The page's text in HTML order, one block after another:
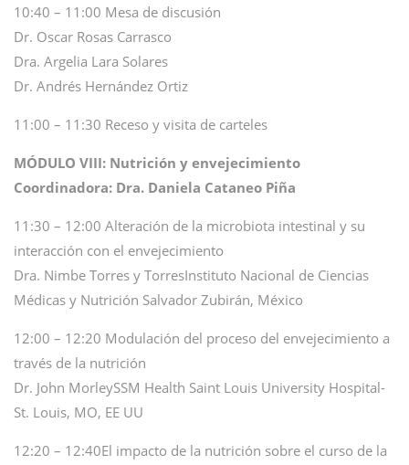
10:40 – 11:00 Mesa de discusión
Dr. Oscar Rosas Carrasco
Dra. Argelia Lara Solares
Dr. Andrés Hernández Ortiz
11:00 – 11:30 Receso y visita de carteles
MÓDULO VIII: Nutrición y envejecimiento
Coordinadora: Dra. Daniela Cataneo Piña
11:30 – 12:00 Alteración de la microbiota intestinal y su
interacción con el envejecimiento
Dra. Nimbe Torres y TorresInstituto Nacional de Ciencias
Médicas y Nutrición Salvador Zubirán, México
12:00 – 12:20 Modulación del proceso del envejecimiento a
través de la nutrición
Dr. John MorleySSM Health Saint Louis University Hospital-
St. Louis, MO, EE UU
12:20 – 12:40El impacto de la nutrición sobre el curso de la